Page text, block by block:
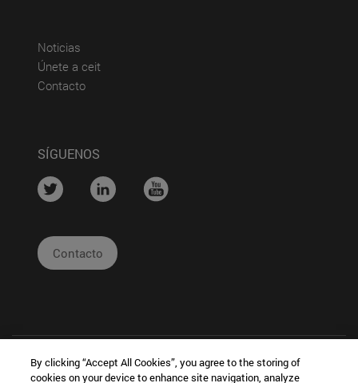
Noticias
Únete a ceit(abre en nueva ventana)
Contacto(abre en nueva ventana)
SÍGUENOS
.... .... ....
Contacto
By clicking “Accept All Cookies”, you agree to the storing of
cookies on your device to enhance site navigation, analyze